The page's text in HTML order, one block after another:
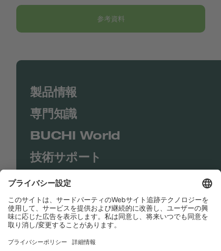
参考資料
製品情報
専門知識
BUCHI World
技術サポート
Shop
Contact us